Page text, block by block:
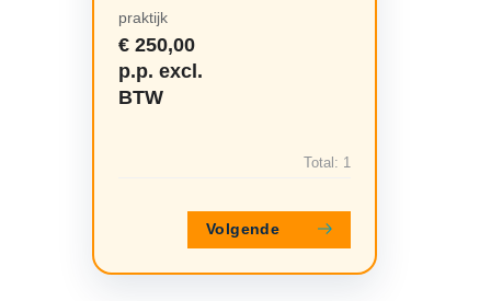
praktijk
€ 250,00
p.p. excl.
BTW
Total: 1
Volgende